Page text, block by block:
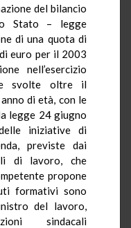
del bilancio
Stato – legge
di una quota di
euro per il 2003
nell’esercizio
svolte oltre il
di età, con le
legge 24 giugno
iniziative di
previste dai
di lavoro, che
propone
formativi sono
del lavoro,
sindacali